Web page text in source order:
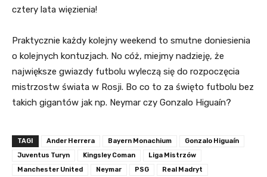
cztery lata więzienia!
Praktycznie każdy kolejny weekend to smutne doniesienia
o kolejnych kontuzjach. No cóż, miejmy nadzieję, że
największe gwiazdy futbolu wyleczą się do rozpoczęcia
mistrzostw świata w Rosji. Bo co to za święto futbolu bez
takich gigantów jak np. Neymar czy Gonzalo Higuaín?
TAGI Ander Herrera Bayern Monachium
Gonzalo Higuaín
Juventus Turyn
Kingsley Coman
Liga Mistrzów
Manchester United
Neymar PSG
Real Madryt